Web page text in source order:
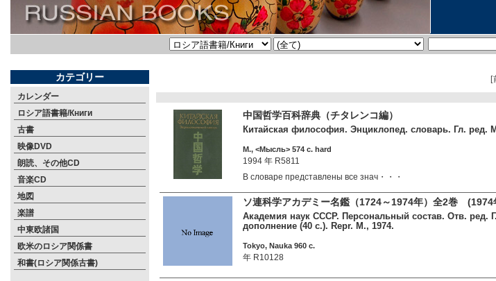
カテゴリー
カレンダー
ロシア語書籍/Книги
古書
映像DVD
朗読、その他CD
音楽CD
地図
楽譜
中東欧諸国
欧米のロシア関係書
和書(ロシア関係古書)
[
中国哲学百科辞典（チタレンコ編）
Китайская философия. Энциклопед. словарь. Гл. ред.
М., <Мысль> 574 c. hard
1994 年 R5811
В словаре представлены все знач・・・
ソ連科学アカデミー名鑑（1724～1974年）全2巻 (1974
Академия наук СССР. Персональный состав. Отв. ред.
дополнение (40 с.). Repr. М., 1974.
Tokyo, Nauka 960 c.
年 R10128